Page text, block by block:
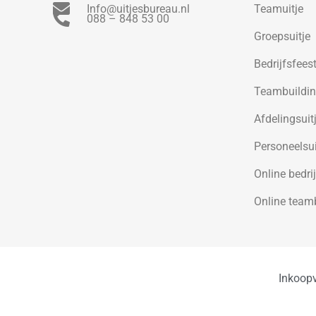
Info@uitjesbureau.nl
088 – 848 53 00
Teamuitje
Groepsuitje
Online
Online